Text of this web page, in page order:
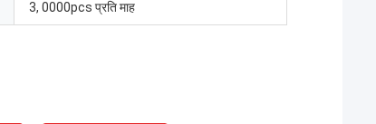
3, 0000pcs प्रति माह